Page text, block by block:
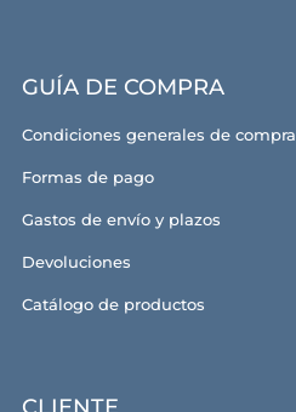
GUÍA DE COMPRA
Condiciones generales de compra
Formas de pago
Gastos de envío y plazos
Devoluciones
Catálogo de productos
CLIENTE